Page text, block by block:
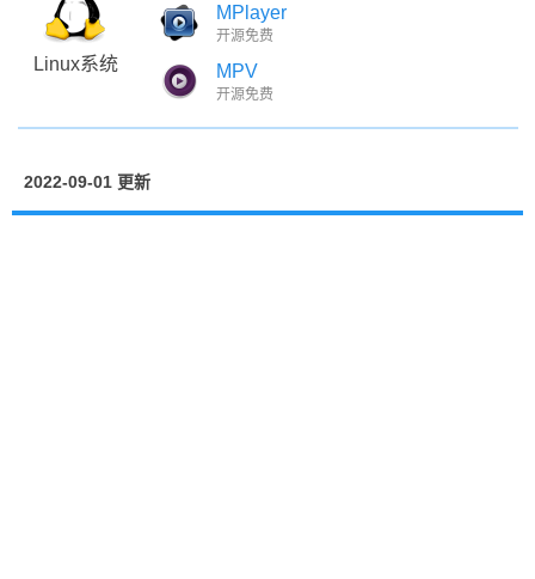
Linux系统
MPlayer
开源免费
MPV
开源免费
2022-09-01 更新